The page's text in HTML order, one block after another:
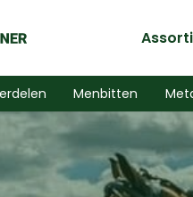
Menbitten